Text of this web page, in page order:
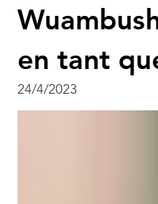
en tant
24/4/2023